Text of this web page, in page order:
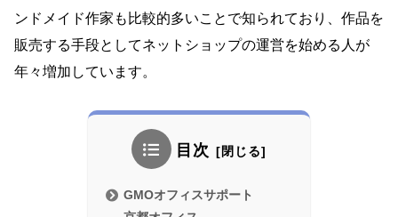
ンドメイド作家も比較的多いことで知られており、作品を
販売する手段としてネットショップの運営を始める人が
年々増加しています。
目次
GMOオフィスサポート